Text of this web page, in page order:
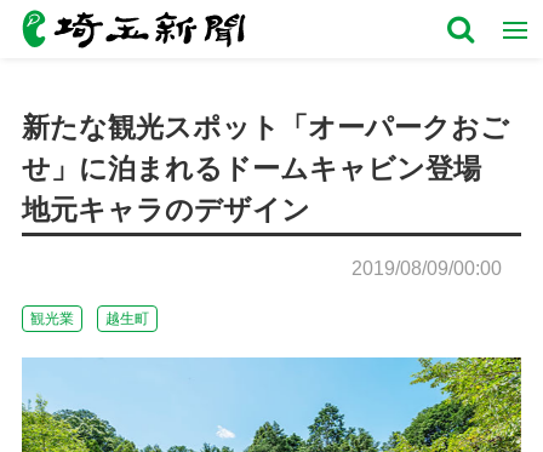
新たな観光スポット「オーパークおご
せ」に泊まれるドームキャビン登場
地元キャラのデザイン
2019/08/09/00:00
観光業 越生町